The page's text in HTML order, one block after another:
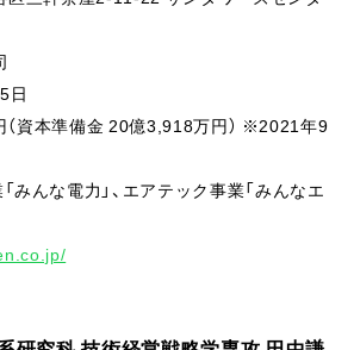
日
資本準備金 20億3,918万円） ※2021年9
みんな電力」、エアテック事業「みんなエ